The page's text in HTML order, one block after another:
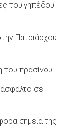
του γηπέδου
Πατριάρχου
του πρασίνου
σε
σημεία της